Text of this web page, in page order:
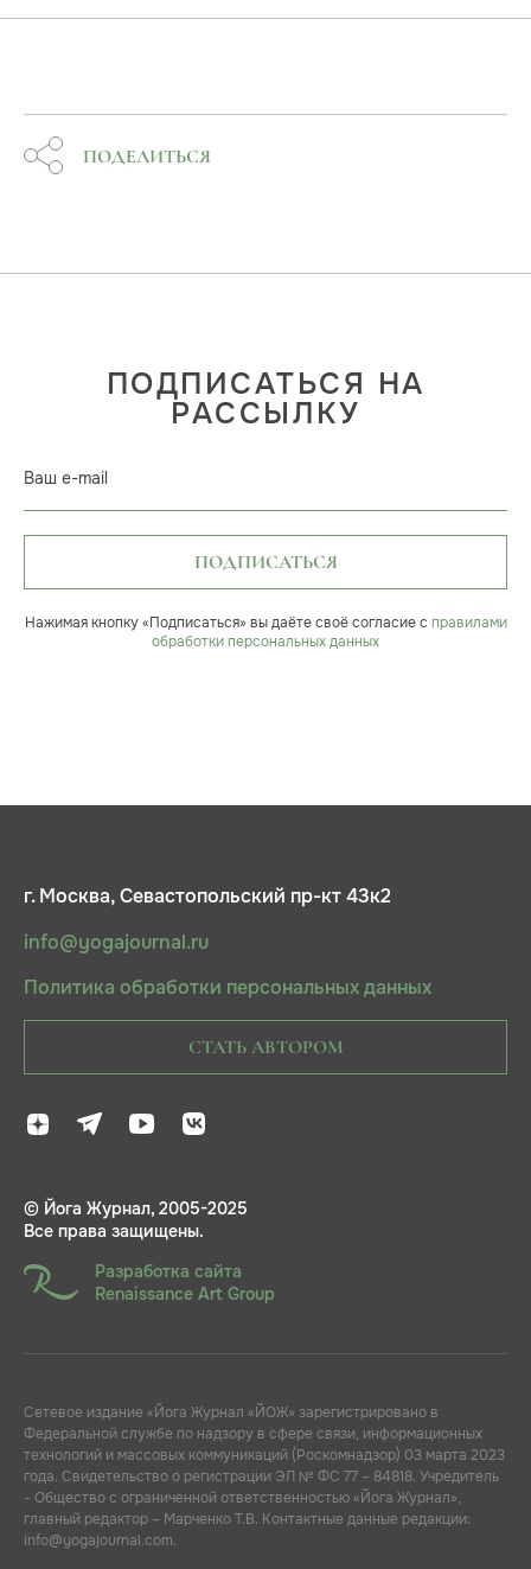
ПОДЕЛИТЬСЯ
ПОДПИСАТЬСЯ НА
РАССЫЛКУ
Ваш e-mail
ПОДПИСАТЬСЯ
Нажимая кнопку «Подписаться» вы даёте своё согласие с правилами
обработки персональных данных
г. Москва, Севастопольский пр-кт 43к2
info@yogajournal.ru
Политика обработки персональных данных
СТАТЬ АВТОРОМ
© Йога Журнал, 2005-2025
Все права защищены.
Разработка сайта
Renaissance Art Group
Сетевое издание «Йога Журнал «ЙОЖ» зарегистрировано в
Федеральной службе по надзору в сфере связи, информационных
технологий и массовых коммуникаций (Роскомнадзор) 03 марта 2023
года. Свидетельство о регистрации ЭЛ № ФС 77 – 84818. Учредитель
- Общество с ограниченной ответственностью «Йога Журнал»,
главный редактор – Марченко Т.В. Контактные данные редакции:
info@yogajournal.com.